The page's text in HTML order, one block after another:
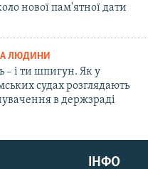
нової пам'ятної дати
ЛЮДИНИ
– і ти шпигун. Як у
судах розглядають
в держзраді
ІНФО